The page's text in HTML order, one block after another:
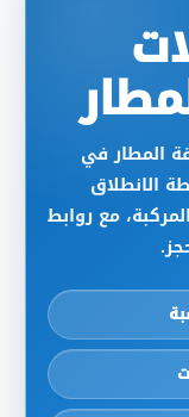
المطار في
الانطلاق
مع روابط